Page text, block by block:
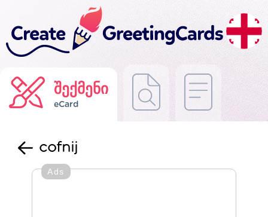
შექმენი
eCard
cofnij
Ads